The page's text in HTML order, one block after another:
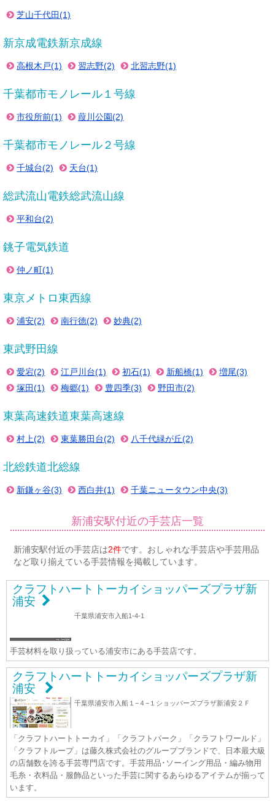
芝山千代田(1)
新京成電鉄新京成線
高根木戸(1) 習志野(2) 北習志野(1)
千葉都市モノレール１号線
市役所前(1) 葭川公園(2)
千葉都市モノレール２号線
千城台(2) 天台(1)
総武流山電鉄総武流山線
平和台(2)
銚子電気鉄道
仲ノ町(1)
東京メトロ東西線
浦安(2) 南行徳(2) 妙典(2)
東武野田線
愛宕(2) 江戸川台(1) 初石(1) 新船橋(1)
増尾(3)
塚田(1)
梅郷(1) 豊四季(3) 野田市(2)
東葉高速鉄道東葉高速線
村上(2) 東葉勝田台(2) 八千代緑が丘(2)
北総鉄道北総線
新鎌ヶ谷(3) 西白井(1) 千葉ニュータウン中央(3)
新浦安駅付近の手芸店一覧
新浦安駅付近の手芸店は2件です。おしゃれな手芸店や手芸用品
など取り揃えている手芸情報を掲載しています。
クラフトハートトーカイショッパーズプラザ新
浦安
千葉県浦安市入船1-4-1
手芸材料を取り扱っている浦安市にある手芸店です。
クラフトハートトーカイショッパーズプラザ新
浦安
千葉県浦安市入船１−４−１ショッパーズプラザ新浦安２Ｆ
「クラフトハートトーカイ」「クラフトパーク」「クラフトワールド」
「クラフトループ」は藤久株式会社のグループブランドで、日本最大級
の店舗数を誇る手芸専門店です。手芸用品･ソーイング用品・編み物用
毛糸・衣料品・服飾品といった手芸に関するあらゆるアイテムが揃って
います。